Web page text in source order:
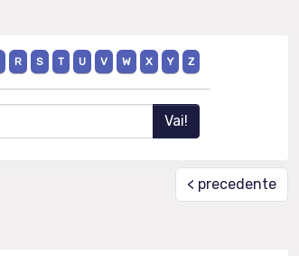
R S T U V W X Y Z
< precedente